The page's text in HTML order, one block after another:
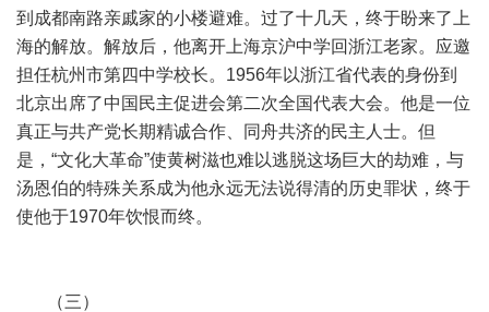
到成都南路亲戚家的小楼避难。过了十几天，终于盼来了上
海的解放。解放后，他离开上海京沪中学回浙江老家。应邀
担任杭州市第四中学校长。1956年以浙江省代表的身份到
北京出席了中国民主促进会第二次全国代表大会。他是一位
真正与共产党长期精诚合作、同舟共济的民主人士。但
是，“文化大革命”使黄树滋也难以逃脱这场巨大的劫难，与
汤恩伯的特殊关系成为他永远无法说得清的历史罪状，终于
使他于1970年饮恨而终。
（三）